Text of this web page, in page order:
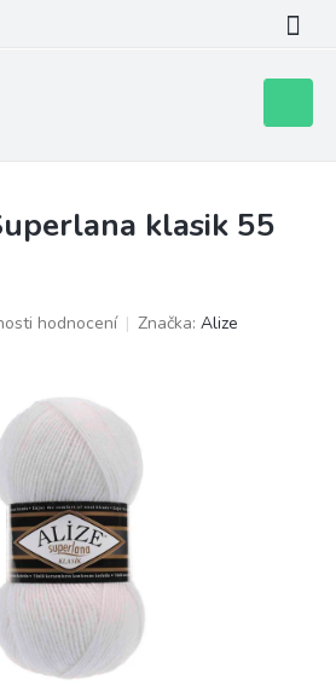
košík
klasik 55
hodnocení Značka: Alize